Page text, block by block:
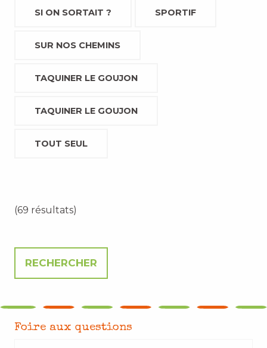
SI ON SORTAIT ? SPORTIF
SUR NOS CHEMINS
TAQUINER LE GOUJON
TAQUINER LE GOUJON
TOUT SEUL
(69 résultats)
Foire aux questions